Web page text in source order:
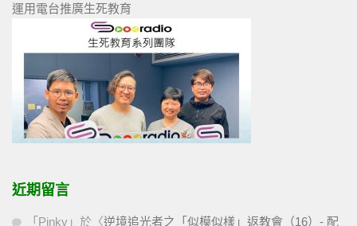
運用電台推廣生死教育
近期留言
「 Pinky 」於〈逆境追光者之「似模似樣」返教會（16）- 配